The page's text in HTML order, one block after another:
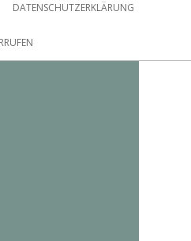
DATENSCHUTZERKLÄRUNG